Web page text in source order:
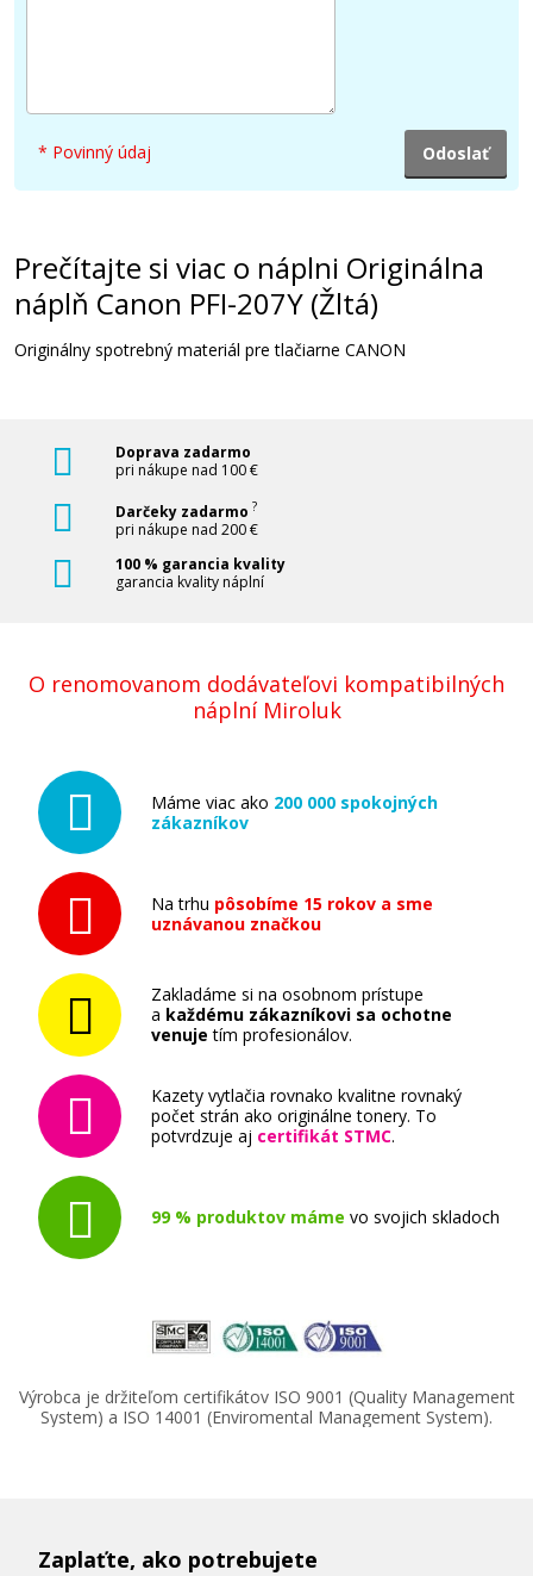
Kompatibilná náplň s Canon PFI-207Y
Kompatibilná náplň
41,90 €
Pridať do košíka
Originálna náplň
189,90 €
Pridať do košíka
Originálna náplň Canon PFI-207C
Originálna náplň
189,90 €
* Povinný údaj
Prečítajte si viac o náplni Originálna
náplň Canon PFI-207Y (Žltá)
Originálny spotrebný materiál pre tlačiarne CANON
Doprava zadarmo
pri nákupe nad 100 €
Darčeky zadarmo ?
pri nákupe nad 200 €
100 % garancia kvality
garancia kvality náplní
O renomovanom dodávateľovi kompatibilných
náplní Miroluk
Máme viac ako 200 000 spokojných
zákazníkov
Na trhu pôsobíme 15 rokov a sme
uznávanou značkou
Zakladáme si na osobnom prístupe
a každému zákazníkovi sa ochotne
venuje tím profesionálov.
Kazety vytlačia rovnako kvalitne rovnaký
počet strán ako originálne tonery. To
potvrdzuje aj certifikát STMC.
99 % produktov máme vo svojich skladoch
Výrobca je držiteľom certifikátov ISO 9001 (Quality Management
System) a ISO 14001 (Enviromental Management System).
Zaplaťte, ako potrebujete